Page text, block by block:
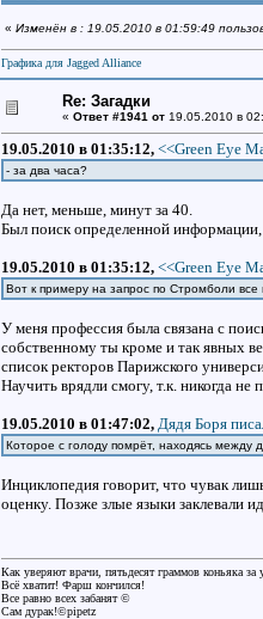
« Изменён в : 19.05.2010 в 01:59:49
Графика для Jagged Alliance
Re: Загадки
« Ответ #1941 от19.05.2010 в
19.05.2010 в 01:35:12, <<Green Eye
- за два часа?
Да нет, меньше, минут за 40.
Был поиск определенной
19.05.2010 в 01:35:12, <<Green Eye
Вот к примеру на запрос по Стромболи все
У меня профессия была связана с
собственному ты кроме и так явных
список ректоров Парижского
Научить врядли смогу, т.к. никогда
19.05.2010 в 01:47:02, Дядя Боря
Которое с голоду помрёт, находясь между
Инциклопедия говорит, что чувак
оценку. Позже злые языки заклевали
Как уверяют врачи, пятьдесят граммов коньяка
Всё хватит! Фарш кончился!
Все равно всех забанят ©
Сам дурак!©pipetz